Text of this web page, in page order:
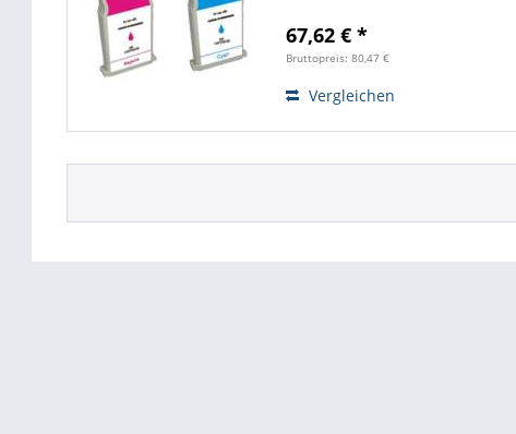
67,62 € *
Bruttopreis: 80,47 €
Vergleichen